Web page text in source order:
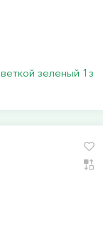
зеленый 1з